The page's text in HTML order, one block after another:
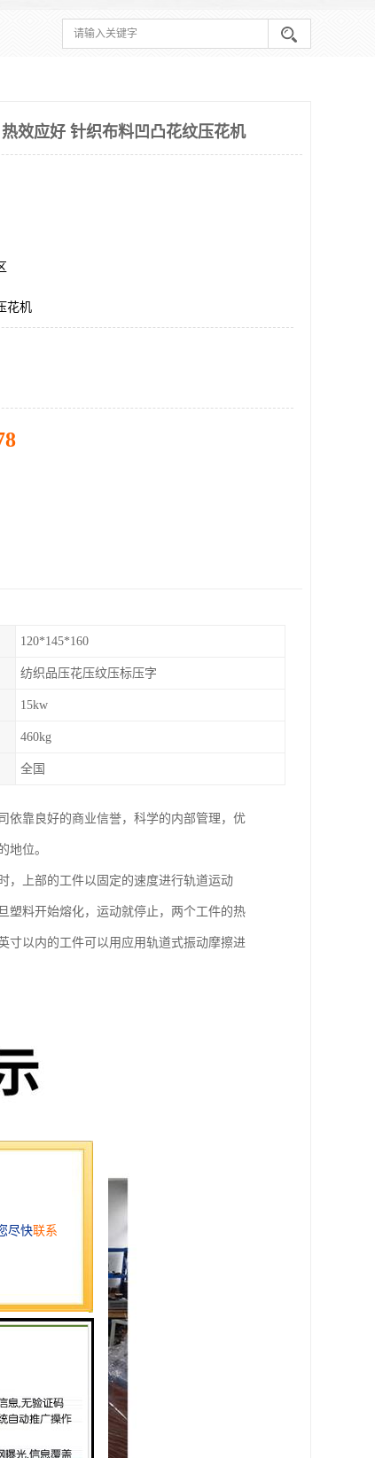
效应好 针织布料凹凸花纹压花机
花机
120*145*160
纺织品压花压纹压标压字
15kw
460kg
全国
依靠良好的商业信誉，科学的内部管理，优
地位。
，上部的工件以固定的速度进行轨道运动
料开始熔化，运动就停止，两个工件的热
寸以内的工件可以用应用轨道式振动摩擦进